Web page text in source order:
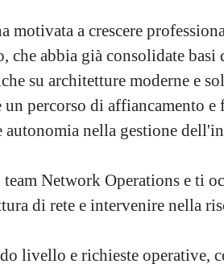
motivata a crescere
che abbia già consolidate
su architetture moderne e
percorso di affiancamento
nella gestione
Network Operations e ti
di rete e intervenire nella
livello e richieste operative,